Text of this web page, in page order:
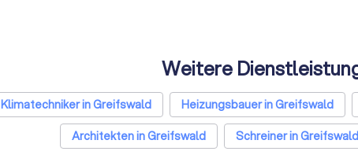
Weitere
Klimatechniker in Greifswald Heizungsbauer in Greifswald
Architekten in Greifswald
Schreiner in Greifswald